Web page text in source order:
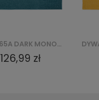
DYWAN 6365A MONO GNH - ŻÓŁTY
126,99 zł